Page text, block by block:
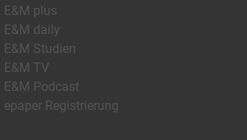
E&M plus
E&M daily
E&M Studien
E&M TV
E&M Podcast
epaper Registrierung